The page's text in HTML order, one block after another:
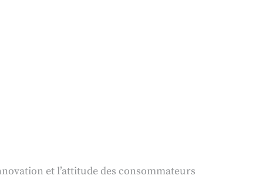
et l’attitude des consommateurs